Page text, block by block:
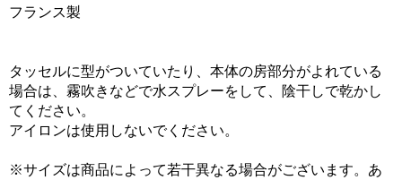
フランス製
タッセルに型がついていたり、本体の房部分がよれている
場合は、霧吹きなどで水スプレーをして、陰干しで乾かし
てください。
アイロンは使用しないでください。
※サイズは商品によって若干異なる場合がございます。あ